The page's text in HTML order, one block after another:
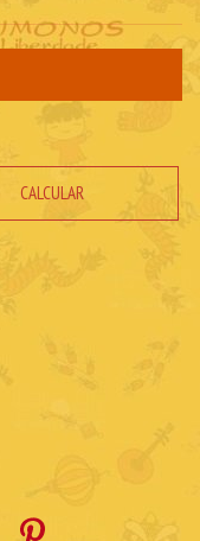
CALCULAR